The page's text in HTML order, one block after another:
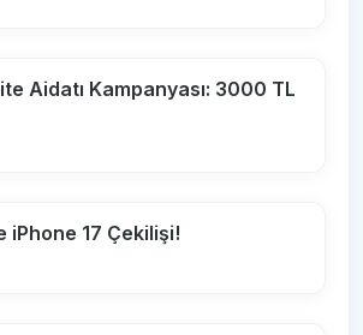
Aidatı Kampanyası: 3000 TL
iPhone 17 Çekilişi!